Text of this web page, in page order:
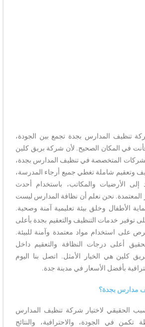
تنظيف المدارس بجدة تجمع بين الجودة،
فأنت في المكان الصحيح. لأن شركة بريق كلين
المتخصصة في تنظيف المدارس بجدة،
وتعقيم شاملة تغطي جميع أرجاء المدرسة،
إلى الأرضيات والمكاتب، باستخدام أحدث
المعتمدة. نحن نعلم أن نظافة المدارس ليست
الأطفال وخلق بيئة تعليمية آمنة وصحية.
توفير خدمات التنظيف والتعقيم بجدة بأعلى
على استخدام مواد معتمدة وآمنة للبيئة.
أعلى درجات النظافة والتعقيم داخل
كلين هي الخيار الأمثل. اتصل بنا اليوم
بأفضل الأسعار في مدينة جدة.
مدارس بجدة؟
الحقيقي لاختيار شركة تنظيف المدارس
تكمن في الجودة، والاحترافية، والنتائج